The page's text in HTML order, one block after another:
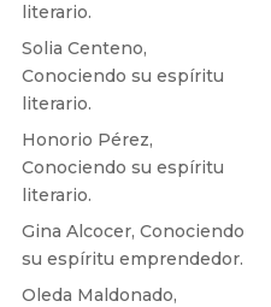
literario.
Solia Centeno,
Conociendo su espíritu
literario.
Honorio Pérez,
Conociendo su espíritu
literario.
Gina Alcocer, Conociendo
su espíritu emprendedor.
Oleda Maldonado,